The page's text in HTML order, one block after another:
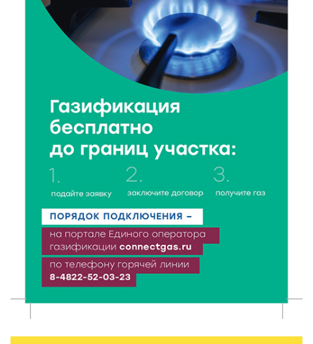
Верхневолжье
5 Авг 2026 18:07 511
От Святого Августина до кислотных рейвов:
необычная лекция об истории танцевальной
музыки
Завершается обустройство трассы
Витязи — Духовщина — Белый — Нелидово в
Тверской области
5 Авг 2026 16:32 361
«Зарядка со стражем порядка»: как в Нелидово
приобщают детей к здоровому образу жизни
5 Авг 2026 16:02 327
Вышнего Волочка провели зарядку для школьников